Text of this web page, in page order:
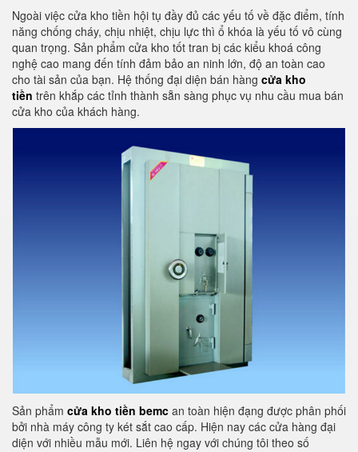
Ngoài việc cửa kho tiền hội tụ đầy đủ các yếu tố về đặc điểm, tính
năng chống cháy, chịu nhiệt, chịu lực thì ổ khóa là yếu tố vô cùng
quan trọng. Sản phẩm cửa kho tốt tran bị các kiểu khoá công
nghệ cao mang đến tính đảm bảo an ninh lớn, độ an toàn cao
cho tài sản của bạn. Hệ thống đại diện bán hàng cửa kho
tiền trên khắp các tỉnh thành sẵn sàng phục vụ nhu cầu mua bán
cửa kho của khách hàng.
Sản phẩm cửa kho tiền bemc an toàn hiện đạng được phân phối
bởi nhà máy công ty két sắt cao cấp. Hiện nay các cửa hàng đại
diện với nhiều mẫu mới. Liên hệ ngay với chúng tôi theo số